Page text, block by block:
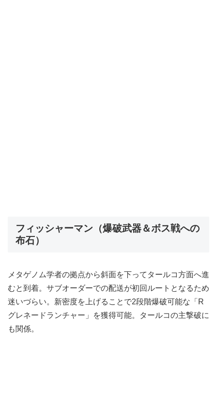
フィッシャーマン（爆破武器＆ボス戦への
布石）
メタゲノム学者の拠点から斜面を下ってタールコ方面へ進
むと到着。サブオーダーでの配送が初回ルートとなるため
迷いづらい。新密度を上げることで2段階爆破可能な「R
グレネードランチャー」を獲得可能。タールコの主撃破に
も関係。